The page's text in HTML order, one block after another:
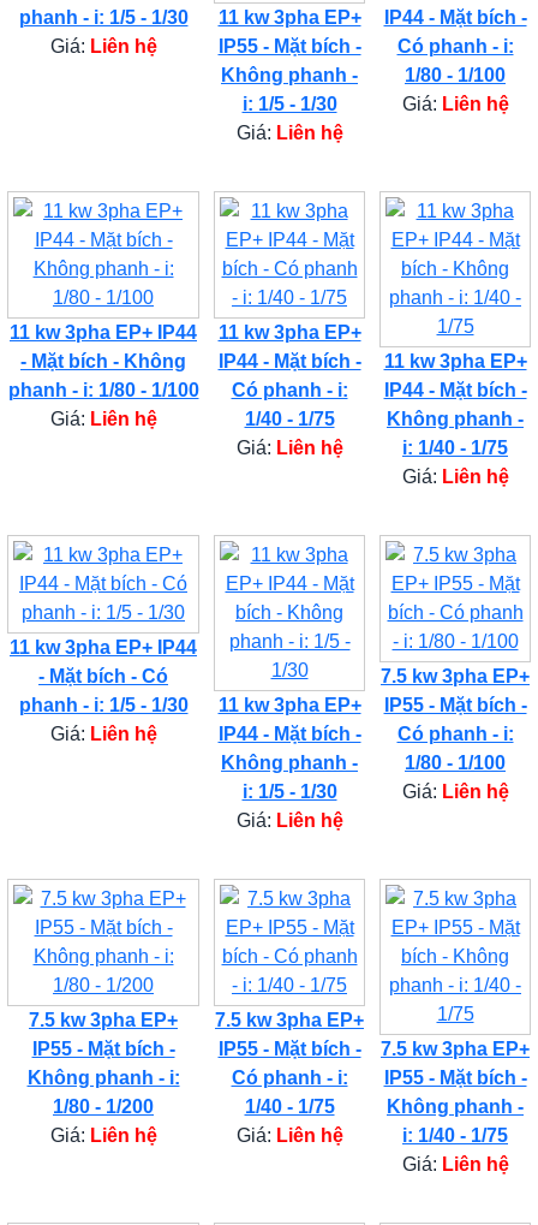
phanh - i: 1/5 - 1/30
Giá: Liên hệ
11 kw 3pha EP+
IP55 - Mặt bích -
Không phanh -
i: 1/5 - 1/30
Giá: Liên hệ
IP44 - Mặt bích -
Có phanh - i:
1/80 - 1/100
Giá: Liên hệ
11 kw 3pha EP+ IP44
- Mặt bích - Không
phanh - i: 1/80 - 1/100
Giá: Liên hệ
11 kw 3pha EP+
IP44 - Mặt bích -
Có phanh - i:
1/40 - 1/75
Giá: Liên hệ
11 kw 3pha EP+
IP44 - Mặt bích -
Không phanh -
i: 1/40 - 1/75
Giá: Liên hệ
11 kw 3pha EP+ IP44
- Mặt bích - Có
phanh - i: 1/5 - 1/30
Giá: Liên hệ
11 kw 3pha EP+
IP44 - Mặt bích -
Không phanh -
i: 1/5 - 1/30
Giá: Liên hệ
7.5 kw 3pha EP+
IP55 - Mặt bích -
Có phanh - i:
1/80 - 1/100
Giá: Liên hệ
7.5 kw 3pha EP+
IP55 - Mặt bích -
Không phanh - i:
1/80 - 1/200
Giá: Liên hệ
7.5 kw 3pha EP+
IP55 - Mặt bích -
Có phanh - i:
1/40 - 1/75
Giá: Liên hệ
7.5 kw 3pha EP+
IP55 - Mặt bích -
Không phanh -
i: 1/40 - 1/75
Giá: Liên hệ